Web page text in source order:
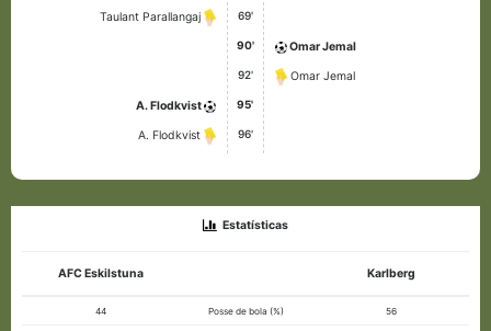
Taulant Parallangaj 69'
90' Omar Jemal
92' Omar Jemal
A. Flodkvist 95'
A. Flodkvist 96'
Estatísticas
AFC Eskilstuna Karlberg
44 Posse de bola (%) 56